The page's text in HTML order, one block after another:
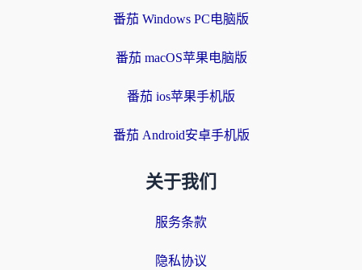
番茄 Windows PC电脑版
番茄 macOS苹果电脑版
番茄 ios苹果手机版
番茄 Android安卓手机版
关于我们
服务条款
隐私协议